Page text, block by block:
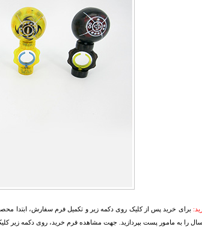
برای خرید پس از کلیک روی دکمه زیر و تکمیل فرم سفارش، ابتدا
را به مامور پست بپردازید. جهت مشاهده فرم خرید، روی دکمه زیر